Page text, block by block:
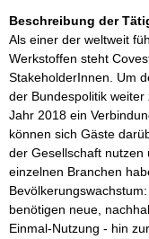
Beschreibung der
Als einer der weltweit
Werkstoffen steht
StakeholderInnen. Um
der Bundespolitik
Jahr 2018 ein
können sich Gäste
der Gesellschaft nutzen
einzelnen Branchen
benötigen neue,
Einmal-Nutzung - hin